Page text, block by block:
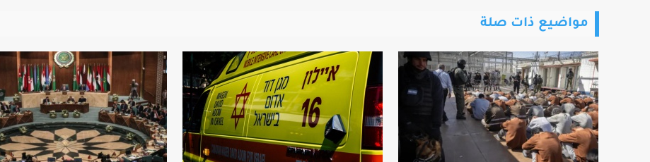
مواضيع ذات صلة